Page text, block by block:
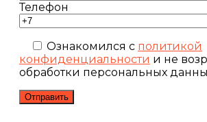
Телефон
Ознакомился с политикой
конфиденциальности и не
обработки персональных